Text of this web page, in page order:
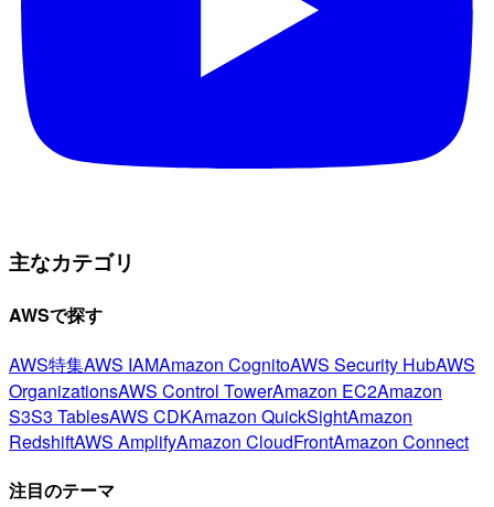
主なカテゴリ
AWSで探す
AWS特集AWS IAMAmazon CognitoAWS Security HubAWS
OrganizationsAWS Control TowerAmazon EC2Amazon
S3S3 TablesAWS CDKAmazon QuickSightAmazon
RedshiftAWS AmplifyAmazon CloudFrontAmazon Connect
注目のテーマ